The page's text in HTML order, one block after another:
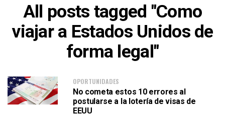
All posts tagged "Como
viajar a Estados Unidos de
forma legal"
OPORTUNIDADES
No cometa estos 10 errores al
postularse a la lotería de visas de
EEUU